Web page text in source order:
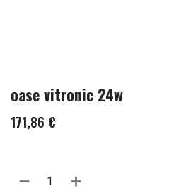
oase vitronic 24w
171,86 €